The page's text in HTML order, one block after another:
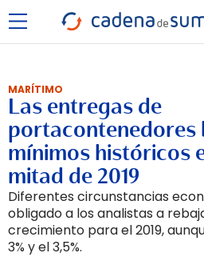
MARÍTIMO
Las entregas de
portacontenedores
mínimos históricos
mitad de 2019
Diferentes circunstancias
obligado a los analistas a
crecimiento para el 2019,
3% y el 3,5%.